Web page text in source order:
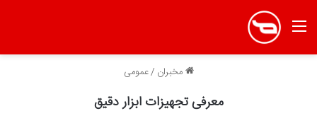
منو
مخبران /عمومی
معرفی تجهیزات ابزار دقیق